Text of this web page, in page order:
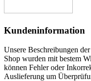
Kundeninformation
Unsere Beschreibungen
Shop wurden mit bestem
können Fehler oder
Auslieferung um